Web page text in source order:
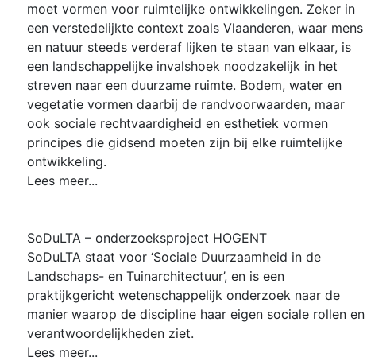
moet vormen voor ruimtelijke ontwikkelingen. Zeker in
een verstedelijkte context zoals Vlaanderen, waar mens
en natuur steeds verderaf lijken te staan van elkaar, is
een landschappelijke invalshoek noodzakelijk in het
streven naar een duurzame ruimte. Bodem, water en
vegetatie vormen daarbij de randvoorwaarden, maar
ook sociale rechtvaardigheid en esthetiek vormen
principes die gidsend moeten zijn bij elke ruimtelijke
ontwikkeling.
Lees meer...
SoDuLTA – onderzoeksproject HOGENT
SoDuLTA staat voor ‘Sociale Duurzaamheid in de
Landschaps- en Tuinarchitectuur’, en is een
praktijkgericht wetenschappelijk onderzoek naar de
manier waarop de discipline haar eigen sociale rollen en
verantwoordelijkheden ziet.
Lees meer...